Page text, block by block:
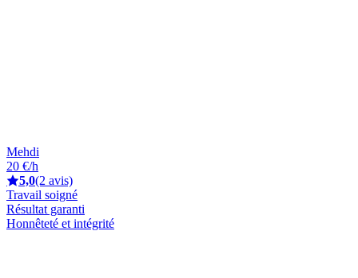
Mehdi
20 €/h
5,0(2 avis)
Travail soigné
Résultat garanti
Honnêteté et intégrité